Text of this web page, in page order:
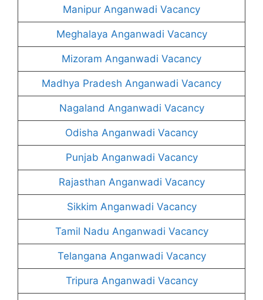
Manipur Anganwadi Vacancy
Meghalaya Anganwadi Vacancy
Mizoram Anganwadi Vacancy
Madhya Pradesh Anganwadi Vacancy
Nagaland Anganwadi Vacancy
Odisha Anganwadi Vacancy
Punjab Anganwadi Vacancy
Rajasthan Anganwadi Vacancy
Sikkim Anganwadi Vacancy
Tamil Nadu Anganwadi Vacancy
Telangana Anganwadi Vacancy
Tripura Anganwadi Vacancy